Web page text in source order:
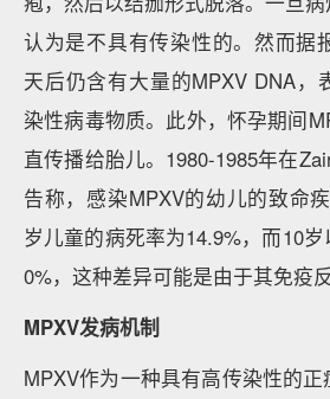
认为是不具有传染性的。然而据
天后仍含有大量的MPXV DNA，
染性病毒物质。此外，怀孕期间
直传播给胎儿。1980-1985年在
告称，感染MPXV的幼儿的致命
岁儿童的病死率为14.9%，而10
0%，这种差异可能是由于其免疫
MPXV发病机制
MPXV作为一种具有高传染性的